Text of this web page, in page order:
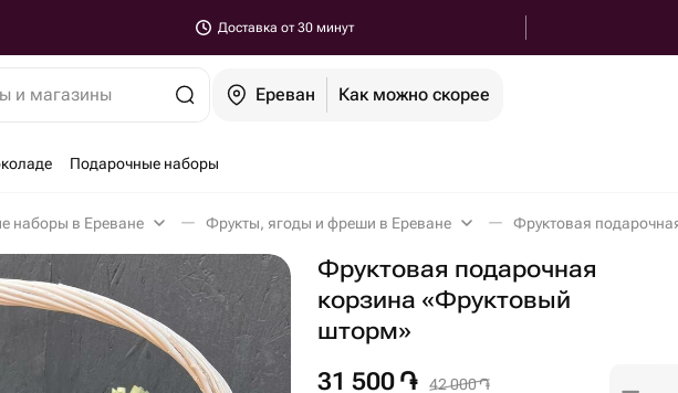
Доставка от 30 минут
и магазины Ереван Как можно скорее
Подарочные наборы
наборы в Ереване Фрукты, ягоды и фреши в Ереване
Фруктовая подарочная
корзина «Фруктовый
шторм»
31 500 ֏ 42 000֏